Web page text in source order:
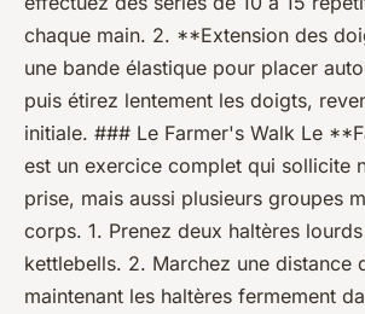
chaque main. 2. **Extension des
une bande élastique pour placer
puis étirez lentement les doigts,
initiale. ### Le Farmer's Walk Le
est un exercice complet qui sollicite
prise, mais aussi plusieurs groupes
corps. 1. Prenez deux haltères
kettlebells. 2. Marchez une distance
maintenant les haltères fermement